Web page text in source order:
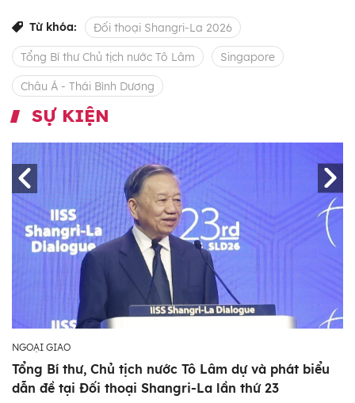
Từ khóa: Đối thoại Shangri-La 2026
Tổng Bí thư Chủ tịch nước Tô Lâm Singapore
Châu Á - Thái Bình Dương
SỰ KIỆN
NGOẠI GIAO
Tổng Bí thư, Chủ tịch nước Tô Lâm dự và phát biểu
dẫn đề tại Đối thoại Shangri-La lần thứ 23